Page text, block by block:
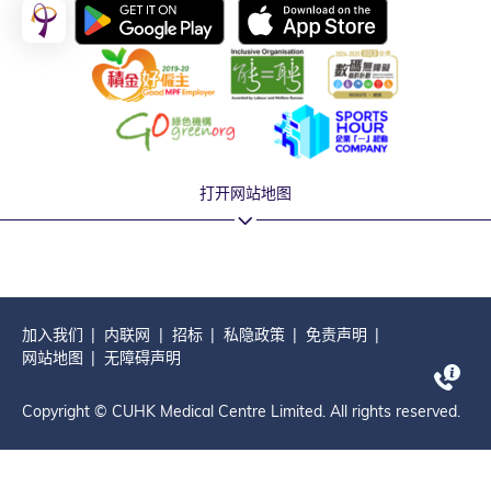
打开网站地图
加入我们 内联网 招标 私隐政策
免责声明
网站地图
无障碍声明
Copyright © CUHK Medical Centre Limited. All rights reserved.